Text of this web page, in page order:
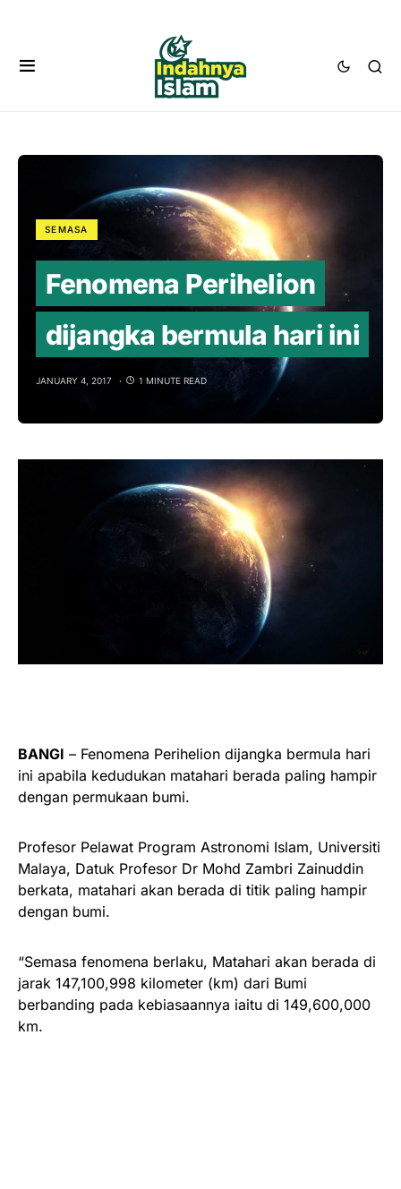
SEMASA
Fenomena Perihelion
dijangka bermula hari ini
JANUARY 4, 2017 1 MINUTE READ
BANGI – Fenomena Perihelion dijangka bermula hari
ini apabila kedudukan matahari berada paling hampir
dengan permukaan bumi.
Profesor Pelawat Program Astronomi Islam, Universiti
Malaya, Datuk Profesor Dr Mohd Zambri Zainuddin
berkata, matahari akan berada di titik paling hampir
dengan bumi.
“Semasa fenomena berlaku, Matahari akan berada di
jarak 147,100,998 kilometer (km) dari Bumi
berbanding pada kebiasaannya iaitu di 149,600,000
km.